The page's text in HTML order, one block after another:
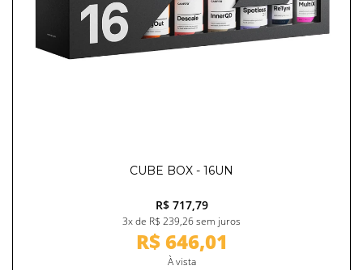
CUBE BOX - 16UN
R$ 717,79
3x de R$ 239,26 sem juros
R$ 646,01
À vista